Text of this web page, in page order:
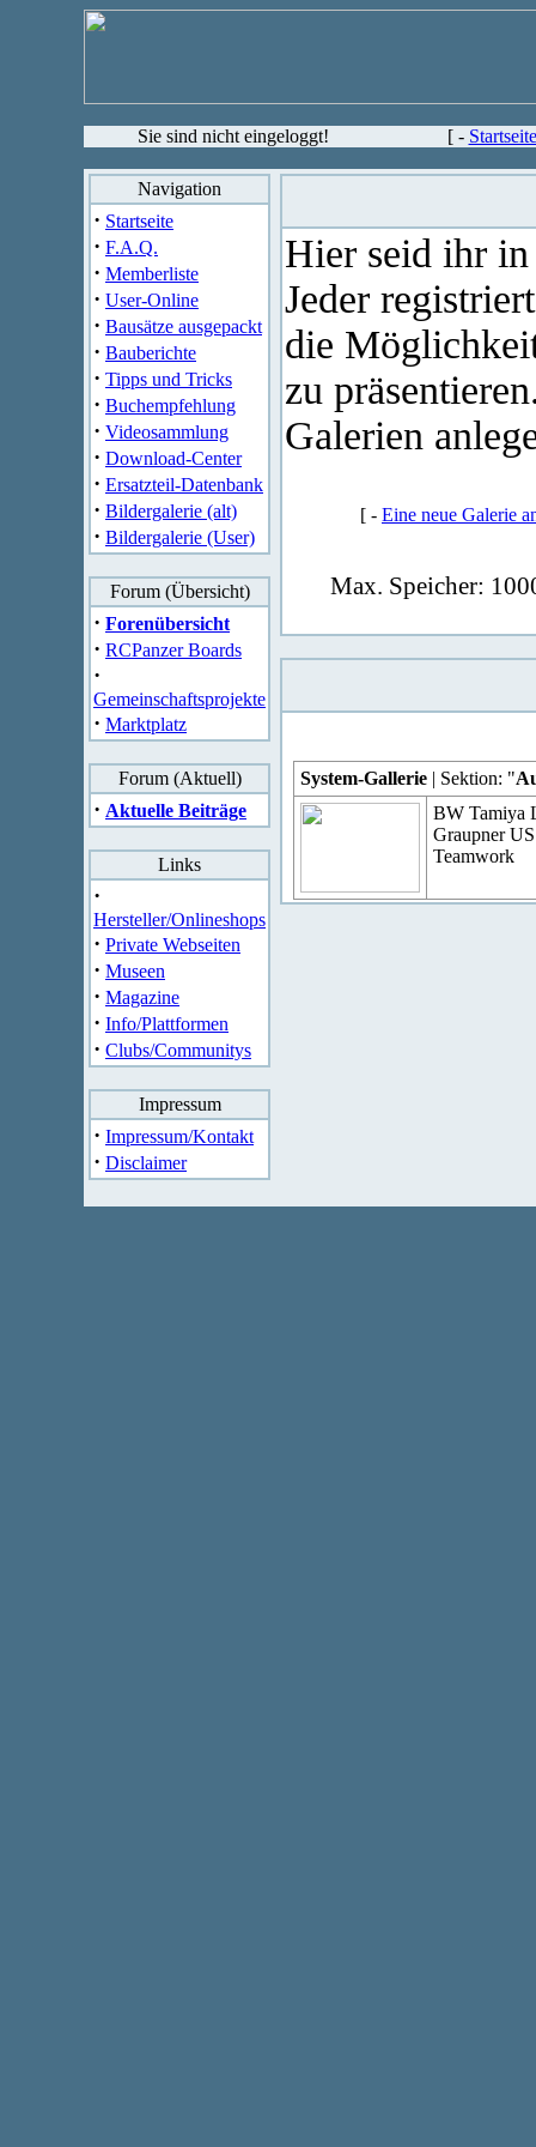
Sie sind nicht eingeloggt! [ - Startseite
Navigation
· Startseite
· F.A.Q.
· Memberliste
· User-Online
· Bausätze ausgepackt
· Bauberichte
· Tipps und Tricks
· Buchempfehlung
· Videosammlung
· Download-Center
· Ersatzteil-Datenbank
· Bildergalerie (alt)
· Bildergalerie (User)
Forum (Übersicht)
· Forenübersicht
· RCPanzer Boards
·
Gemeinschaftsprojekte
· Marktplatz
Forum (Aktuell)
· Aktuelle Beiträge
Links
·
Hersteller/Onlineshops
· Private Webseiten
· Museen
· Magazine
· Info/Plattformen
· Clubs/Communitys
Impressum
· Impressum/Kontakt
· Disclaimer
Hier seid ihr in
Jeder
die
zu
Galerien
[ - Eine neue Galerie
Max. Speicher:
System-Gallerie | Sektion: "
BW Tamiya
Graupner
Teamwork